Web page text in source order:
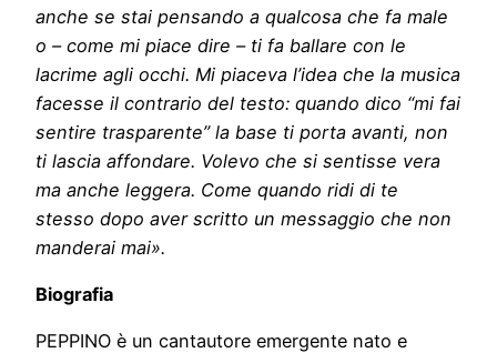
anche se stai pensando a qualcosa che fa male
o – come mi piace dire – ti fa ballare con le
lacrime agli occhi. Mi piaceva l’idea che la musica
facesse il contrario del testo: quando dico “mi fai
sentire trasparente” la base ti porta avanti, non
ti lascia affondare. Volevo che si sentisse vera
ma anche leggera. Come quando ridi di te
stesso dopo aver scritto un messaggio che non
manderai mai».
Biografia
PEPPINO è un cantautore emergente nato e